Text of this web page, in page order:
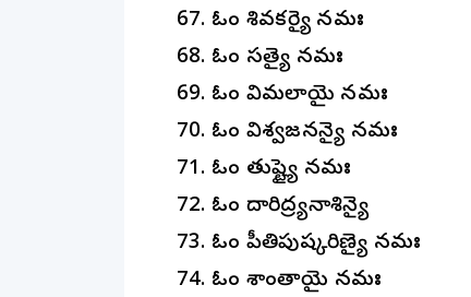
ఓం శివకర్యై నమః
ఓం సత్యై నమః
ఓం విమలాయై నమః
ఓం విశ్వజనన్యై నమః
ఓం తుష్ట్యై నమః
ఓం దారిద్ర్యనాశిన్యై
ఓం ప్రీతిపుష్కరిణ్యై నమః
ఓం శాంతాయై నమః